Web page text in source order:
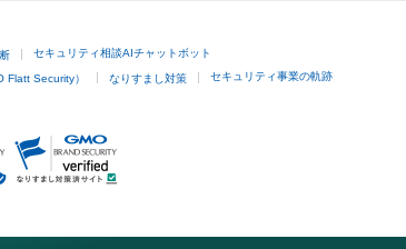
セキュリティ相談AIチャットボット
Flatt Security） なりすまし対策 セキュリティ事業の軌跡